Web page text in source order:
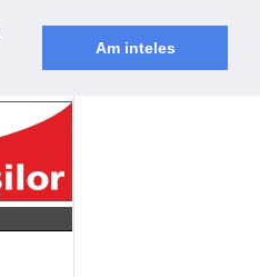
Am inteles